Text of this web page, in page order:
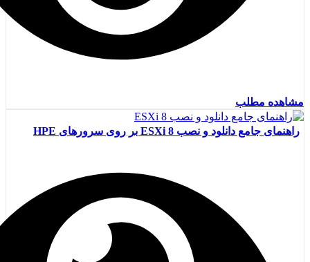
مشاهده مطلب
راهنمای جامع دانلود و نصب ESXi 8 بر روی سرورهای HPE